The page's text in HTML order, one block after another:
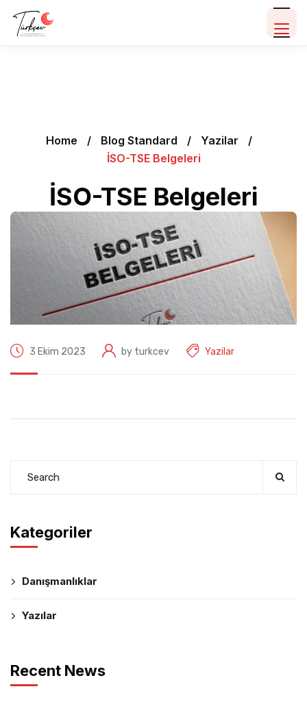
Home Blog Standard
Yazilar
İSO-TSE Belgeleri
İSO-TSE Belgeleri
3 Ekim 2023 by turkcev Yazilar
Kategoriler
Danışmanlıklar
Yazılar
Recent News